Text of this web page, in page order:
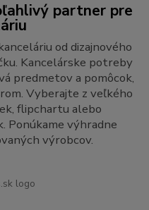
partner pre
od dizajnového
Kancelárske potreby
predmetov a pomôcok,
Vyberajte z veľkého
flipchartu alebo
Ponúkame výhradne
výrobcov.